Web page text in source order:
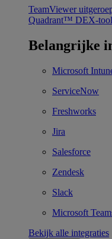
TeamViewer
Quadrant™ DEX-
Belangrijke
Microsoft
ServiceNow
Freshworks
Jira
Salesforce
Zendesk
Slack
Microsoft
Bekijk alle integraties